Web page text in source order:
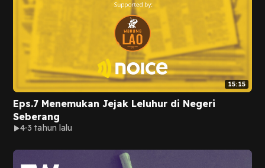
15:15
Eps.7 Menemukan Jejak Leluhur di Negeri
Seberang
4 3 tahun lalu